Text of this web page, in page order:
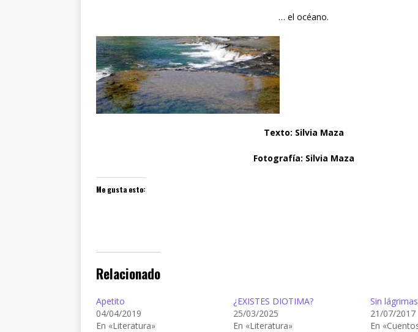
… el océano.
Texto: Silvia Maza
Fotografía: Silvia Maza
Me gusta esto:
Relacionado
Apetito
04/04/2019
En «Literatura»
¿EXISTES DIOTIMA?
25/03/2025
En «Literatura»
Sin lágrimas
21/07/2017
En